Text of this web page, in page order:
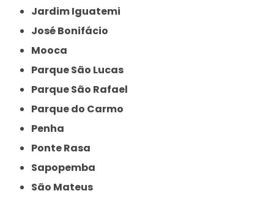
Jardim Iguatemi
José Bonifácio
Mooca
Parque São Lucas
Parque São Rafael
Parque do Carmo
Penha
Ponte Rasa
Sapopemba
São Mateus